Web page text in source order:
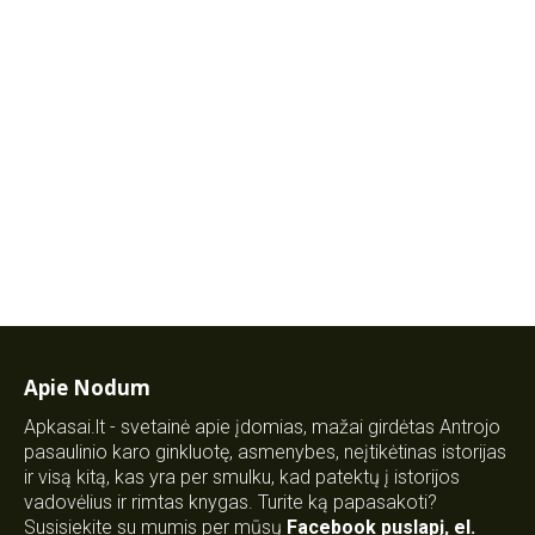
Apie Nodum
Apkasai.lt - svetainė apie įdomias, mažai girdėtas Antrojo
pasaulinio karo ginkluotę, asmenybes, neįtikėtinas istorijas
ir visą kitą, kas yra per smulku, kad patektų į istorijos
vadovėlius ir rimtas knygas. Turite ką papasakoti?
Susisiekite su mumis per mūsų Facebook puslapį, el.